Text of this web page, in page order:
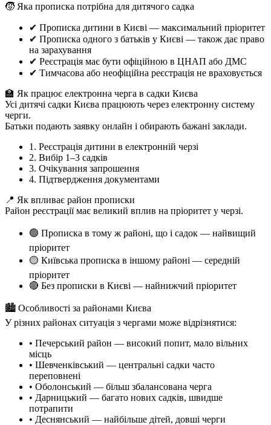
🧒 Яка прописка потрібна для дитячого садка
✔ Прописка дитини в Києві — максимальний пріоритет
✔ Прописка одного з батьків у Києві — також дає право
на зарахування
✔ Реєстрація має бути офіційною в ЦНАП або ДМС
✔ Тимчасова або неофіційна реєстрація не враховується
🏫 Як працює електронна черга в садки Києва
Усі дитячі садки Києва працюють через електронну систему
черги.
Батьки подають заявку онлайн і обирають бажані заклади.
1. Реєстрація дитини в електронній черзі
2. Вибір 1–3 садків
3. Очікування запрошення
4. Підтвердження документами
📍 Як впливає район прописки
Район реєстрації має великий вплив на пріоритет у черзі.
🟢 Прописка в тому ж районі, що і садок — найвищий
пріоритет
🟡 Київська прописка в іншому районі — середній
пріоритет
🔴 Без прописки в Києві — найнижчий пріоритет
🏙 Особливості за районами Києва
У різних районах ситуація з чергами може відрізнятися:
• Печерський район — високий попит, мало вільних
місць
• Шевченківський — центральні садки часто
переповнені
• Оболонський — більш збалансована черга
• Дарницький — багато нових садків, швидше
потрапити
• Деснянський — найбільше дітей, довші черги